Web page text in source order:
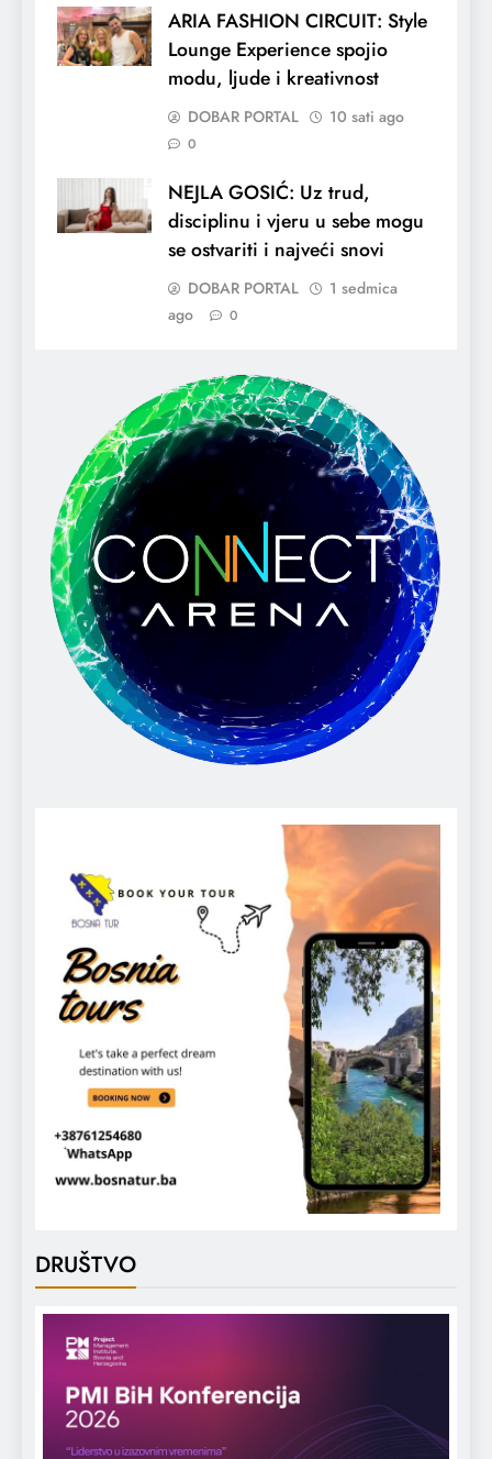
ARIA FASHION CIRCUIT: Style
Lounge Experience spojio
modu, ljude i kreativnost
DOBAR PORTAL 10 sati ago
0
NEJLA GOSIĆ: Uz trud,
disciplinu i vjeru u sebe mogu
se ostvariti i najveći snovi
DOBAR PORTAL
1 sedmica
ago
0
DRUŠTVO